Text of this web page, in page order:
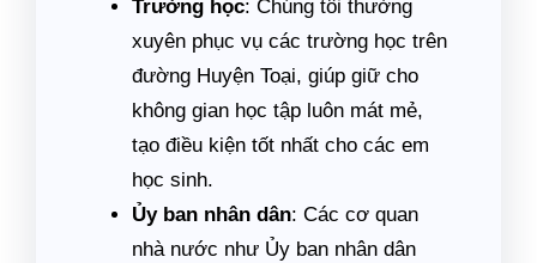
Trường học: Chúng tôi thường
xuyên phục vụ các trường học trên
đường Huyện Toại, giúp giữ cho
không gian học tập luôn mát mẻ,
tạo điều kiện tốt nhất cho các em
học sinh.
Ủy ban nhân dân: Các cơ quan
nhà nước như Ủy ban nhân dân